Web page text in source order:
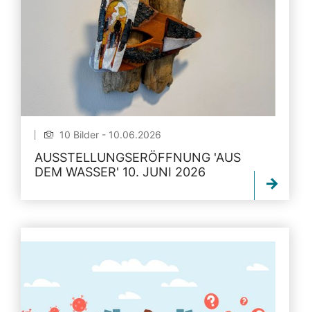
10 Bilder - 10.06.2026
AUSSTELLUNGSERÖFFNUNG 'AUS
DEM WASSER' 10. JUNI 2026